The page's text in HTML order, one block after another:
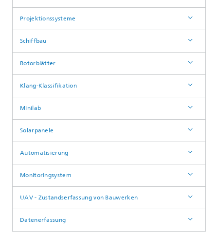
Projektionssysteme
Schiffbau
Rotorblätter
Klang-Klassifikation
Minilab
Solarpanele
Automatisierung
Monitoringsystem
UAV - Zustandserfassung von Bauwerken
Datenerfassung